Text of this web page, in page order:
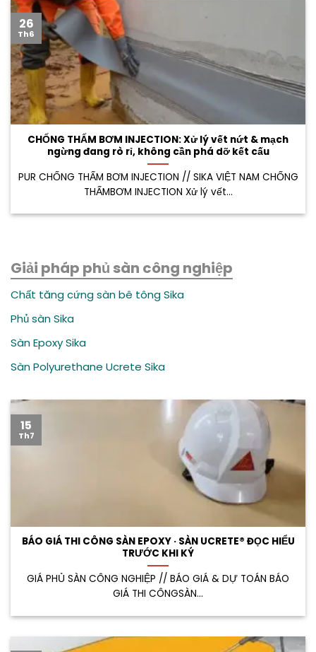
CHỐNG THẤM BƠM INJECTION: Xử lý vết nứt & mạch
ngừng đang rò rỉ, không cần phá dỡ kết cấu
PUR CHỐNG THẤM BƠM INJECTION // SIKA VIỆT NAM CHỐNG
THẤMBƠM INJECTION Xử lý vết...
26
Th6
Giải pháp phủ sàn công nghiệp
Chất tăng cứng sàn bê tông Sika
Phủ sàn Sika
Sàn Epoxy Sika
Sàn Polyurethane Ucrete Sika
BÁO GIÁ THI CÔNG SÀN EPOXY · SÀN UCRETE® ĐỌC HIỂU
TRƯỚC KHI KÝ
GIÁ PHỦ SÀN CÔNG NGHIỆP // BÁO GIÁ & DỰ TOÁN BÁO
GIÁ THI CÔNGSÀN...
15
Th7